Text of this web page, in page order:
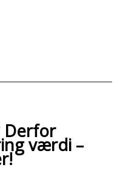
Derfor
værdi –